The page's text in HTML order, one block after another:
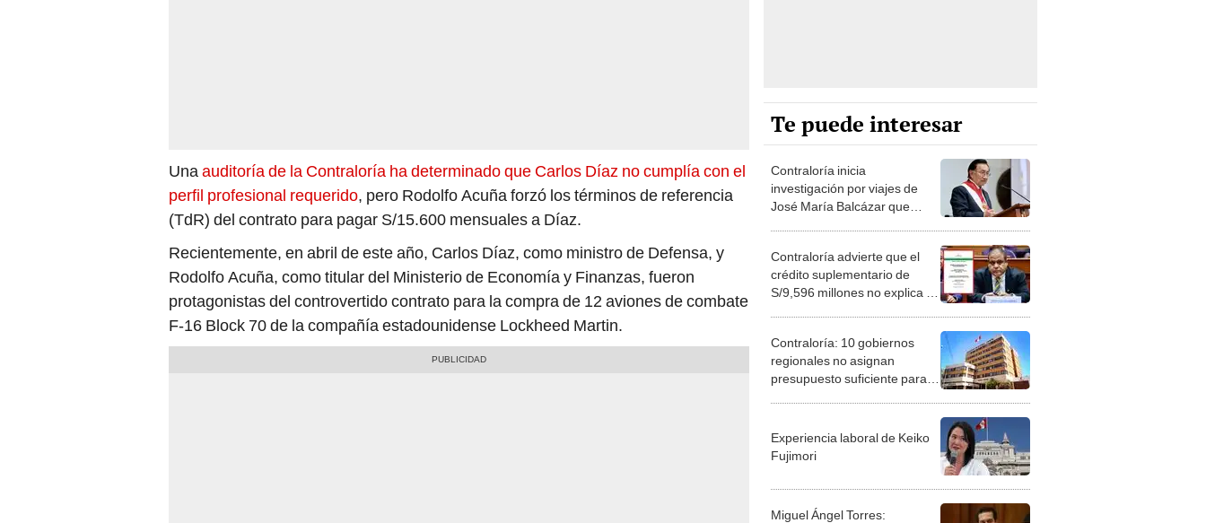
Unaauditoría de la Contraloría ha determinado que Carlos Díaz no cumplía con el
perfil profesional requerido, pero Rodolfo Acuña forzó los términos de referencia
(TdR) del contrato para pagar S/15.600 mensuales a Díaz.
Recientemente, en abril de este año, Carlos Díaz, como ministro de Defensa, y
Rodolfo Acuña, como titular del Ministerio de Economía y Finanzas, fueron
protagonistas del controvertido contrato para la compra de 12 aviones de combate
F-16 Block 70 de la compañía estadounidense Lockheed Martin.
Te puede interesar
Contraloría inicia
investigación por viajes de
José María Balcázar que
Contraloría advierte que el
crédito suplementario de
S/9,596 millones no explica su
Contraloría: 10 gobiernos
regionales no asignan
presupuesto suficiente para
Experiencia laboral de Keiko
Fujimori
Miguel Ángel Torres: